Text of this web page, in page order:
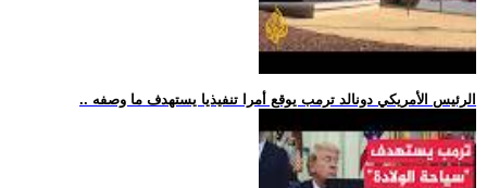
.. الرئيس الأمريكي دونالد ترمب يوقع أمرا تنفيذيا يستهدف ما وصفه